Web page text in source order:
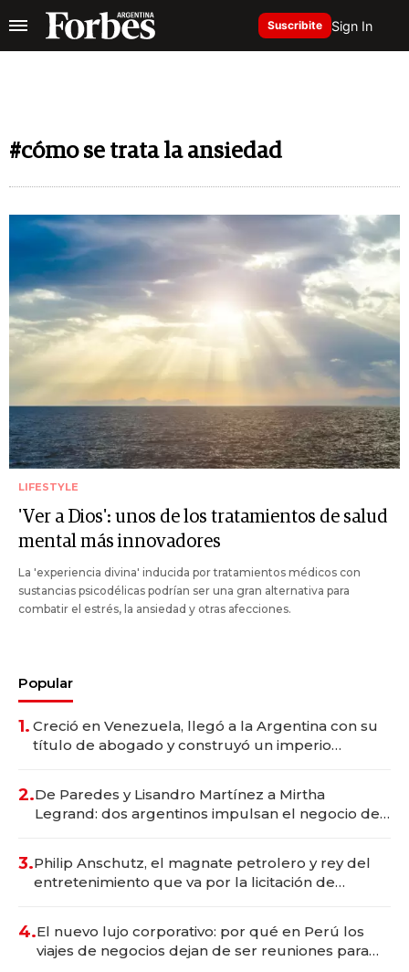
Suscribite Sign In
#cómo se trata la ansiedad
LIFESTYLE
'Ver a Dios': unos de los tratamientos de salud
mental más innovadores
La 'experiencia divina' inducida por tratamientos médicos con
sustancias psicodélicas podrían ser una gran alternativa para
combatir el estrés, la ansiedad y otras afecciones.
Popular
1. Creció en Venezuela, llegó a la Argentina con su
título de abogado y construyó un imperio
2.De Paredes y Lisandro Martínez a Mirtha
Legrand: dos argentinos impulsan el negocio del
3.Philip Anschutz, el magnate petrolero y rey del
entretenimiento que va por la licitación de
4.El nuevo lujo corporativo: por qué en Perú los
viajes de negocios dejan de ser reuniones para